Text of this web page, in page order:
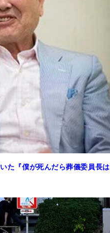
た『僕が死んだら葬儀委員長は